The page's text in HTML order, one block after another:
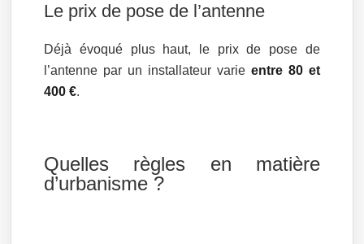
Le prix de pose de l’antenne
Déjà évoqué plus haut, le prix de pose de
l’antenne par un installateur varie entre 80 et
400 €.
Quelles règles en matière
d’urbanisme ?